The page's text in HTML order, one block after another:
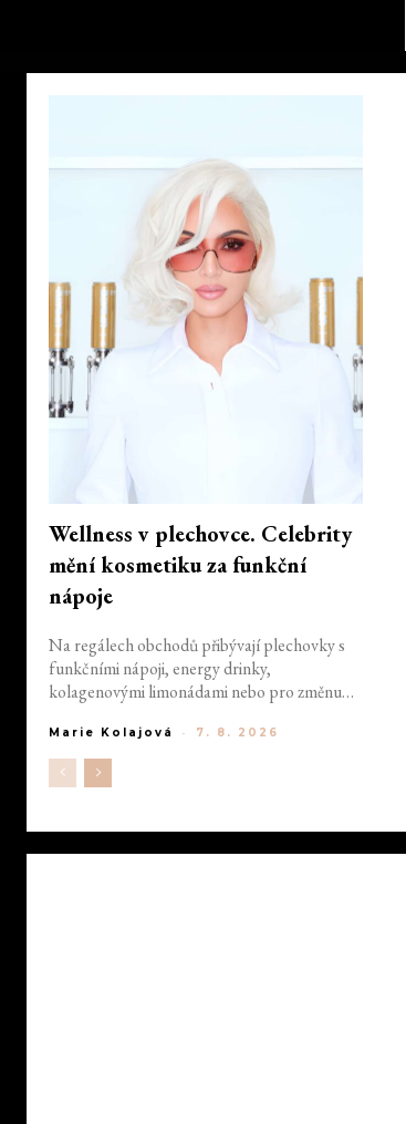
Wellness v plechovce. Celebrity
mění kosmetiku za funkční
nápoje
Na regálech obchodů přibývají plechovky s
funkčními nápoji, energy drinky,
kolagenovými limonádami nebo pro změnu
Každá druhá z nich je přitom spojená se
jménem známé tváře. Proč se celebrity
najednou rozhodly proniknout do
Marie Kolajová - 7. 8. 2026